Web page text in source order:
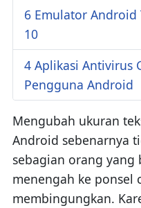
6 Emulator
10
4 Aplikasi Antivirus
Pengguna Android
Mengubah ukuran
Android sebenarnya
sebagian orang
menengah ke ponsel
membingungkan.